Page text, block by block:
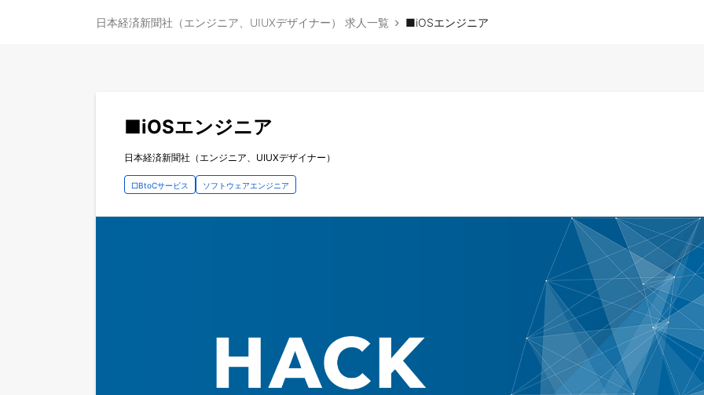
日本経済新聞社（エンジニア、UIUXデザイナー） 求人一覧 ■iOSエンジニア
■iOSエンジニア
日本経済新聞社（エンジニア、UIUXデザイナー）
□BtoCサービス ソフトウェアエンジニア